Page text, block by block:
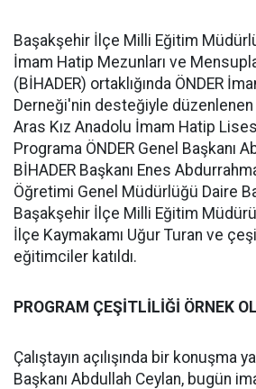
Başakşehir İlçe Milli Eğitim
İmam Hatip Mezunları ve
(BİHADER) ortaklığında ÖNDER
Derneği'nin desteğiyle düzenlenen
Aras Kız Anadolu İmam Hatip
Programa ÖNDER Genel Başkanı
BİHADER Başkanı Enes
Öğretimi Genel Müdürlüğü Daire
Başakşehir İlçe Milli Eğitim
İlçe Kaymakamı Uğur Turan ve
eğitimciler katıldı.
PROGRAM ÇEŞİTLİLİĞİ ÖRNEK
Çalıştayın açılışında bir konuşma
Başkanı Abdullah Ceylan, bugün